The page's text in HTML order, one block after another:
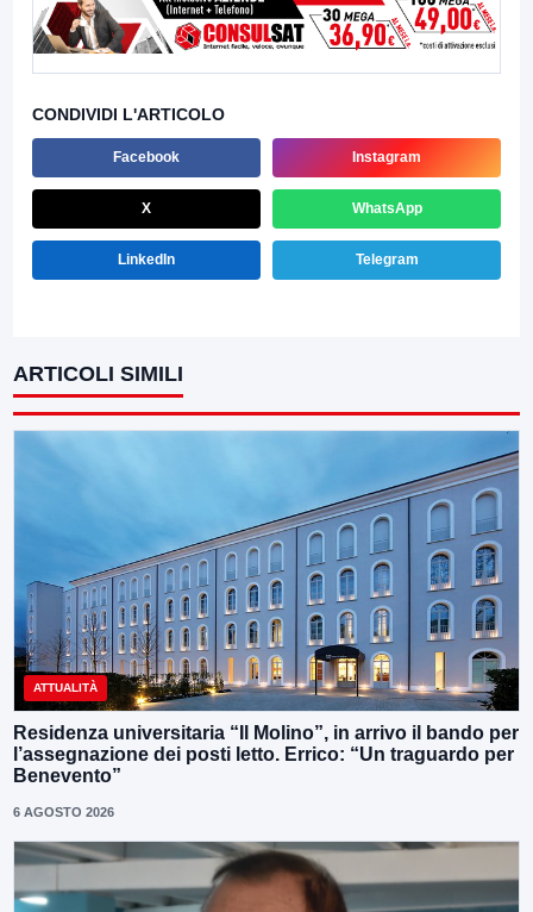
CONDIVIDI L'ARTICOLO
Facebook Instagram
X WhatsApp
LinkedIn Telegram
ARTICOLI SIMILI
ATTUALITÀ
Residenza universitaria “Il Molino”, in arrivo il bando per
l’assegnazione dei posti letto. Errico: “Un traguardo per
Benevento”
6 AGOSTO 2026